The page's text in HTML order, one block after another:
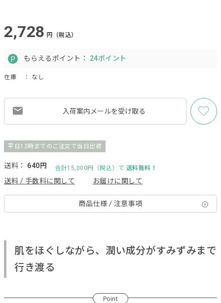
2,728 円（税込）
もらえるポイント： 24ポイント
在庫 ： なし
入荷案内メールを受け取る
平日12時までのご注文で当日出荷
送料： 640円 合計15,000円（税込）で 送料無料！
送料 / 手数料に関して お届けに関して
商品仕様 / 注意事項
肌をほぐしながら、潤い成分がすみずみまで
行き渡る
Point